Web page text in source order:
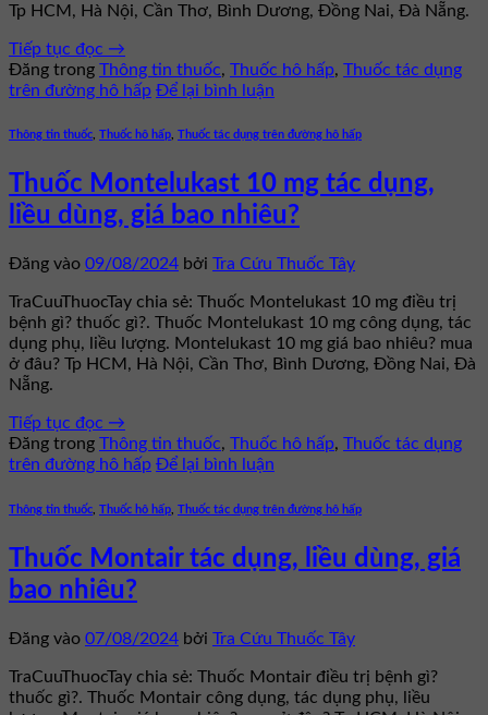
Tp HCM, Hà Nội, Cần Thơ, Bình Dương, Đồng Nai, Đà Nẵng.
Tiếp tục đọc →
Đăng trong Thông tin thuốc, Thuốc hô hấp, Thuốc tác dụng
trên đường hô hấp Để lại bình luận
Thông tin thuốc, Thuốc hô hấp, Thuốc tác dụng trên đường hô hấp
Thuốc Montelukast 10 mg tác dụng,
liều dùng, giá bao nhiêu?
Đăng vào 09/08/2024 bởi Tra Cứu Thuốc Tây
TraCuuThuocTay chia sẻ: Thuốc Montelukast 10 mg điều trị
bệnh gì? thuốc gì?. Thuốc Montelukast 10 mg công dụng, tác
dụng phụ, liều lượng. Montelukast 10 mg giá bao nhiêu? mua
ở đâu? Tp HCM, Hà Nội, Cần Thơ, Bình Dương, Đồng Nai, Đà
Nẵng.
Tiếp tục đọc →
Đăng trong Thông tin thuốc, Thuốc hô hấp, Thuốc tác dụng
trên đường hô hấp Để lại bình luận
Thông tin thuốc, Thuốc hô hấp, Thuốc tác dụng trên đường hô hấp
Thuốc Montair tác dụng, liều dùng, giá
bao nhiêu?
Đăng vào 07/08/2024 bởi Tra Cứu Thuốc Tây
TraCuuThuocTay chia sẻ: Thuốc Montair điều trị bệnh gì?
thuốc gì?. Thuốc Montair công dụng, tác dụng phụ, liều